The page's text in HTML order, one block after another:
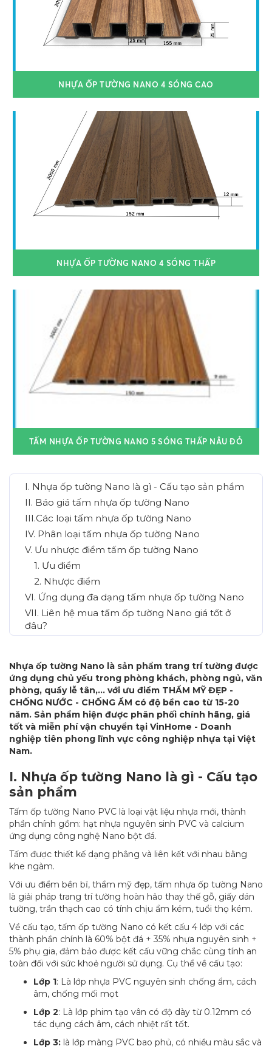
NHỰA ỐP TƯỜNG NANO 4 SÓNG CAO
NHỰA ỐP TƯỜNG NANO 4 SÓNG THẤP
TẤM NHỰA ỐP TƯỜNG NANO 5 SÓNG THẤP NÂU ĐỎ
I. Nhựa ốp tường Nano là gì - Cấu tạo sản phẩm
II. Báo giá tấm nhựa ốp tường Nano
III.Các loại tấm nhựa ốp tường Nano
IV. Phân loại tấm nhựa ốp tường Nano
V. Ưu nhược điểm tấm ốp tường Nano
1. Ưu điểm
2. Nhược điểm
VI. Ứng dụng đa dạng tấm nhựa ốp tường Nano
VII. Liên hệ mua tấm ốp tường Nano giá tốt ở
đâu?
Nhựa ốp tường Nano là sản phẩm trang trí tường được
ứng dụng chủ yếu trong phòng khách, phòng ngủ, văn
phòng, quầy lễ tân,... với ưu điểm THẨM MỸ ĐẸP -
CHỐNG NƯỚC - CHỐNG ẨM có độ bền cao từ 15-20
năm. Sản phẩm hiện được phân phối chính hãng, giá
tốt và miễn phí vận chuyển tại VinHome - Doanh
nghiệp tiên phong lĩnh vực công nghiệp nhựa tại Việt
Nam.
I. Nhựa ốp tường Nano là gì - Cấu tạo
sản phẩm
Tấm ốp tường Nano PVC là loại vật liệu nhựa mới, thành
phần chính gồm: hạt nhựa nguyên sinh PVC và calcium
ứng dụng công nghệ Nano bột đá.
Tấm được thiết kế dạng phẳng và liên kết với nhau bằng
khe ngàm.
Với ưu điểm bền bỉ, thẩm mỹ đẹp, tấm nhựa ốp tường Nano
là giải pháp trang trí tường hoàn hảo thay thế gỗ, giấy dán
tường, trần thạch cao có tính chịu ẩm kém, tuổi thọ kém.
Về cấu tạo, tấm ốp tường Nano có kết cấu 4 lớp với các
thành phần chính là 60% bột đá + 35% nhựa nguyên sinh +
5% phụ gia, đảm bảo được kết cấu vững chắc cùng tính an
toàn đối với sức khoẻ người sử dụng. Cụ thể về cấu tạo:
Lớp 1: Là lớp nhựa PVC nguyên sinh chống ẩm, cách
âm, chống mối mọt
Lớp 2: Là lớp phim tạo vân có độ dày từ 0.12mm có
tác dụng cách âm, cách nhiệt rất tốt.
Lớp 3: là lớp màng PVC bao phủ, có nhiều màu sắc và